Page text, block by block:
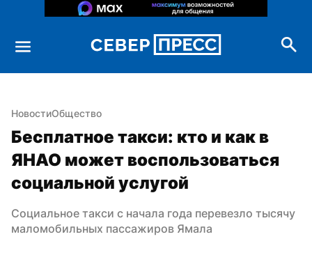
НовостиОбщество
Бесплатное такси: кто и как в
ЯНАО может воспользоваться
социальной услугой
Социальное такси с начала года перевезло тысячу
маломобильных пассажиров Ямала